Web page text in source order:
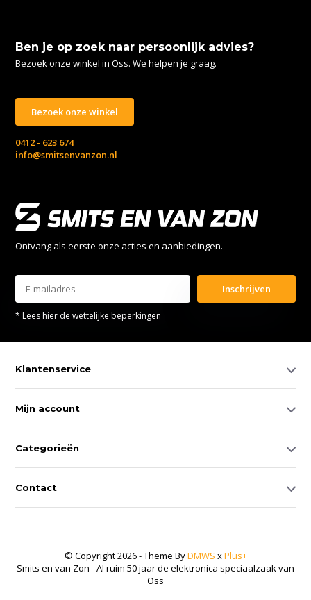
Ben je op zoek naar persoonlijk advies?
Bezoek onze winkel in Oss. We helpen je graag.
Bezoek onze winkel
0412 - 623 674
info@smitsenvanzon.nl
Ontvang als eerste onze acties en aanbiedingen.
Inschrijven
* Lees hier de wettelijke beperkingen
Klantenservice
Mijn account
Categorieën
Contact
© Copyright 2026 - Theme ByDMWS xPlus+
Smits en van Zon - Al ruim 50 jaar de elektronica speciaalzaak van
Oss